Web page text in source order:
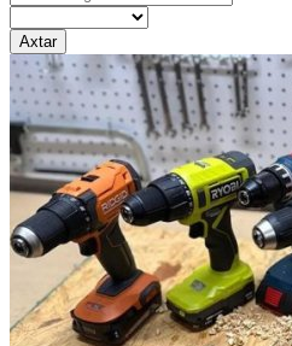
Axtar